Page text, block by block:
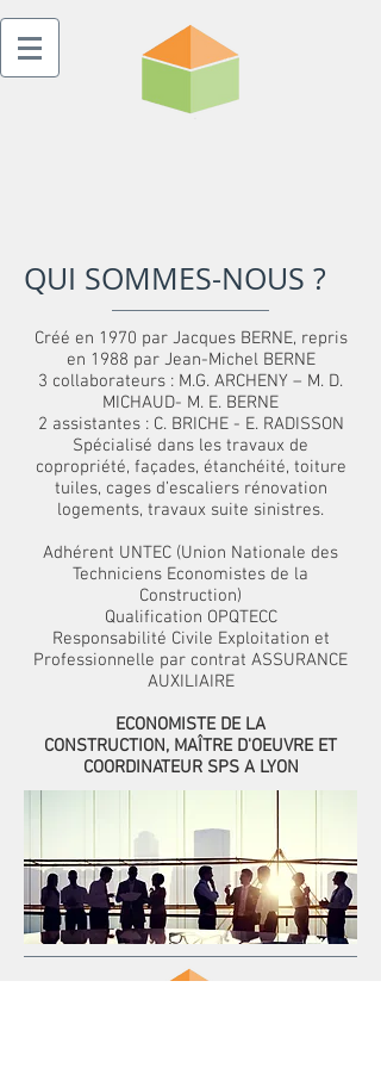
QUI SOMMES-NOUS ?
Créé en 1970 par Jacques BERNE, repris
en 1988 par Jean-Michel BERNE
3 collaborateurs : M.G. ARCHENY – M. D.
MICHAUD- M. E. BERNE
2 assistantes : C. BRICHE - E. RADISSON
Spécialisé dans les travaux de
copropriété, façades, étanchéité, toiture
tuiles, cages d’escaliers rénovation
logements, travaux suite sinistres.
Adhérent UNTEC (Union Nationale des
Techniciens Economistes de la
Construction)
Qualification OPQTECC
Responsabilité Civile Exploitation et
Professionnelle par contrat ASSURANCE
AUXILIAIRE
ECONOMISTE DE LA
CONSTRUCTION, MAÎTRE D'OEUVREET
COORDINATEUR SPS A LYON